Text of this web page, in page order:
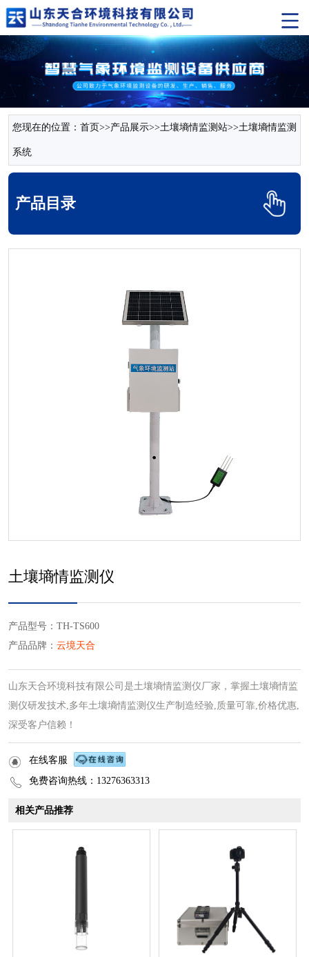
您现在的位置： 首页>>产品展示>>土壤墒情监测站>>土壤墒情监测
系统
产品目录
土壤墒情监测仪
产品型号：TH-TS600
产品品牌： 云境天合
山东天合环境科技有限公司是土壤墒情监测仪厂家，掌握土壤墒情监
测仪研发技术,多年土壤墒情监测仪生产制造经验,质量可靠,价格优惠,
深受客户信赖！
在线客服
免费咨询热线：13276363313
相关产品推荐